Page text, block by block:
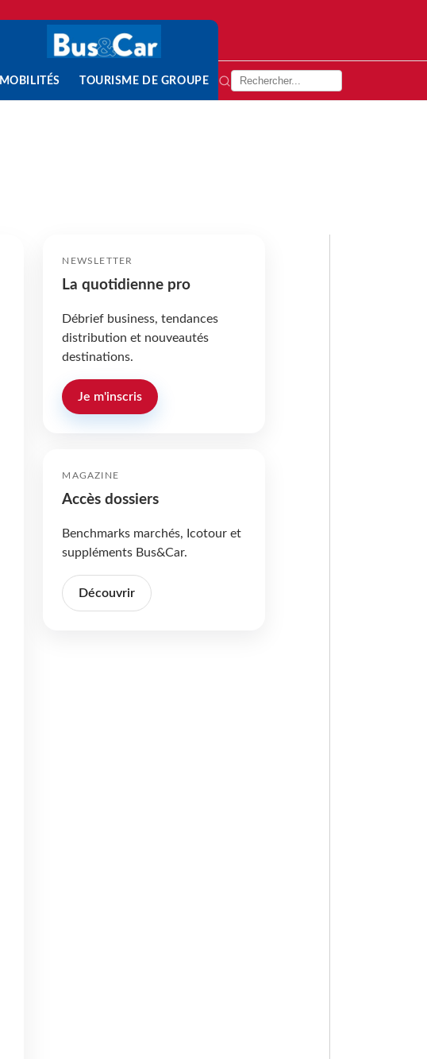
MOBILITÉS TOURISME DE GROUPE
NEWSLETTER
La quotidienne pro
Débrief business, tendances
distribution et nouveautés
destinations.
Je m'inscris
MAGAZINE
Accès dossiers
Benchmarks marchés, Icotour et
suppléments Bus&Car.
Découvrir